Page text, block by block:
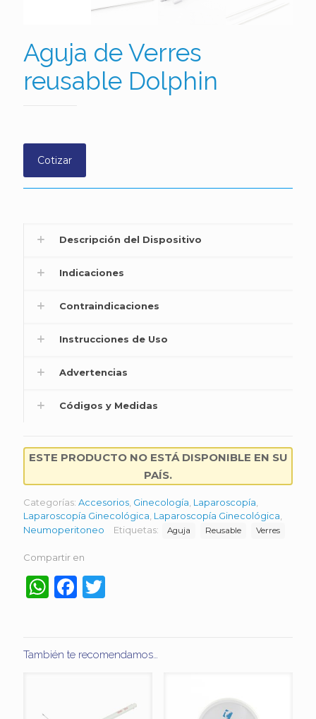
Aguja de Verres
reusable Dolphin
Cotizar
Descripción del Dispositivo
Indicaciones
Contraindicaciones
Instrucciones de Uso
Advertencias
Códigos y Medidas
ESTE PRODUCTO NO ESTÁ DISPONIBLE EN SU
PAÍS.
Categorías: Accesorios Ginecología Laparoscopía
Laparoscopía Ginecológica Laparoscopía Ginecológica
Neumoperitoneo
Etiquetas: Aguja Reusable Verres
Compartir en
WhatsApp
Facebook
También te recomendamos…